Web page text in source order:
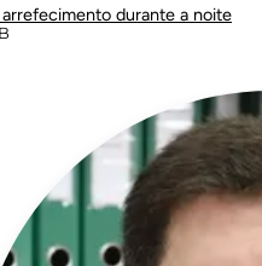
durante a noite